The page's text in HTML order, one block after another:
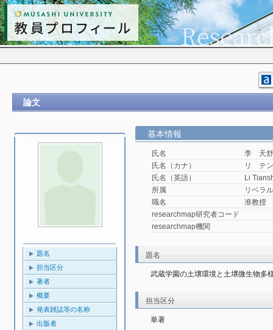
論文
題名
担当区分
著者
概要
発表雑誌等の名称
出版者
基本情報
氏名
李 天舒
氏名（カナ）
リ テ
氏名（英語）
Li
所属
リベラ
職名
准教授
researchmap研究者コード
researchmap機関
題名
武蔵学園の土壌環境と土壌微生物多
担当区分
単著